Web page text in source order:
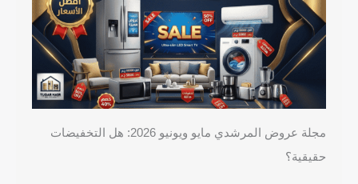
مجلة عروض المرشدي مايو ويونيو 2026: هل التخفيضات
حقيقية؟